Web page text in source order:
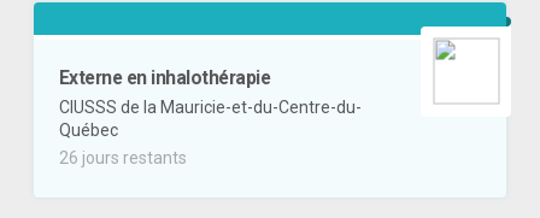
Externe en inhalothérapie
CIUSSS de la Mauricie-et-du-Centre-du-
Québec
26 jours restants